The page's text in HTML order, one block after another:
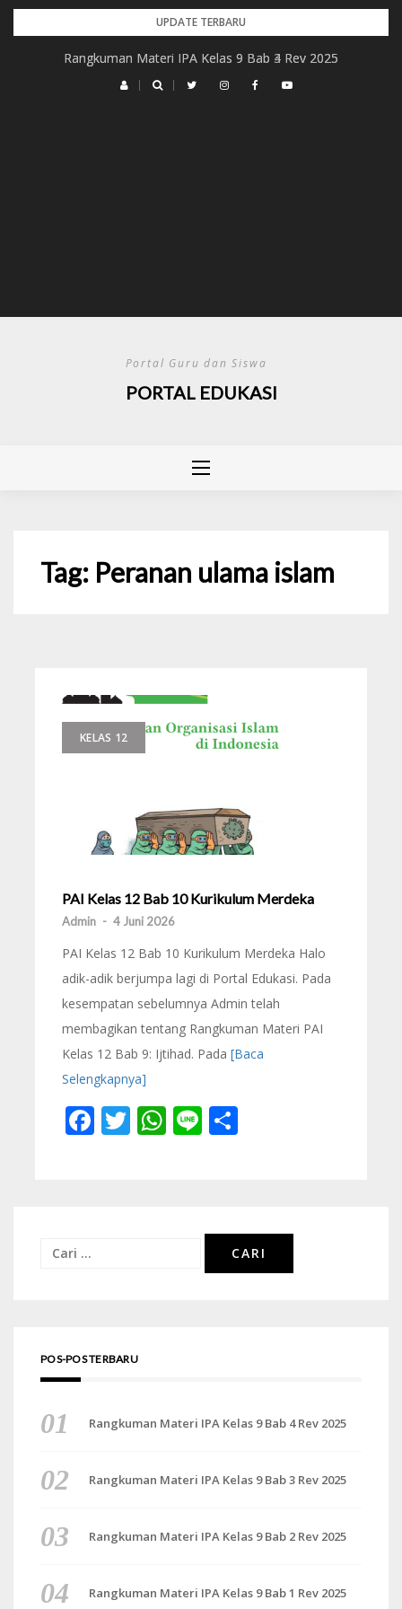
Skip
UPDATE TERBARU
Rangkuman Materi IPA Kelas 9 Bab 4 Rev 2025
Rangkuman Materi IPA Kelas 9 Bab 3 Rev 2025
Portal Guru dan Siswa
PORTAL EDUKASI
Tag: Peranan ulama islam
KELAS 12
PAI Kelas 12 Bab 10 Kurikulum Merdeka
Admin - 4 Juni 2026
PAI Kelas 12 Bab 10 Kurikulum Merdeka Halo
adik-adik berjumpa lagi di Portal Edukasi. Pada
kesempatan sebelumnya Admin telah
membagikan tentang Rangkuman Materi PAI
Kelas 12 Bab 9: Ijtihad. Pada [Baca
Selengkapnya]
Facebook
Twitter
WhatsApp
Line
Cari
POS-POS TERBARU
Rangkuman Materi IPA Kelas 9 Bab 4 Rev 2025
Rangkuman Materi IPA Kelas 9 Bab 3 Rev 2025
Rangkuman Materi IPA Kelas 9 Bab 2 Rev 2025
Rangkuman Materi IPA Kelas 9 Bab 1 Rev 2025